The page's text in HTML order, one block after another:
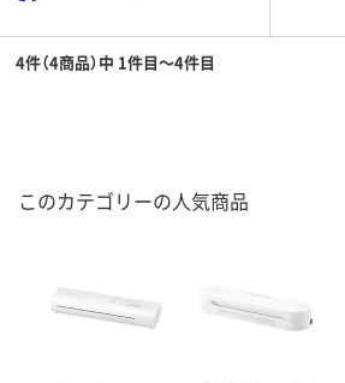
4件（4商品）中 1件目～4件目
このカテゴリーの人気商品